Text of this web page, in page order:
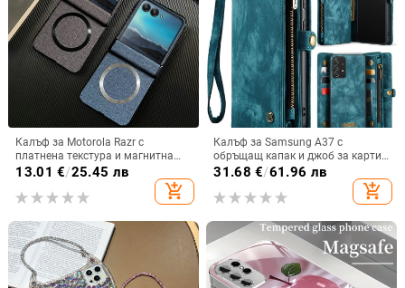
Калъф за Motorola Razr с
платнена текстура и магнитна
панта, флип
13.01 €/25.45 лв
add_shopping_cart
Калъф за Samsung A37 с
обръщащ капак и джоб за карти,
защита от падане, A16 джоб за
магнитно затваряне
31.68 €/61.96 лв
add_shopping_cart